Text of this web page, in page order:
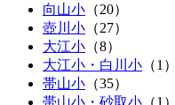
向山小 （20）
壺川小 （27）
大江小 （8）
大江小・白川小 （1 ）
帯山小 （35）
帯山小・砂取小 （1 ）